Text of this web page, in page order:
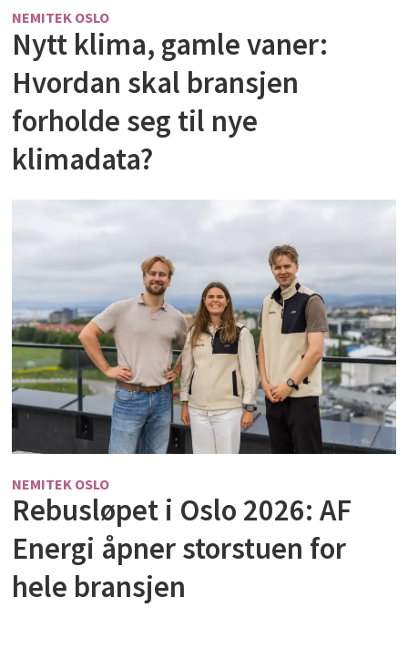
NEMITEK OSLO
Nytt klima, gamle vaner:
Hvordan skal bransjen
forholde seg til nye
klimadata?
NEMITEK OSLO
Rebusløpet i Oslo 2026: AF
Energi åpner storstuen for
hele bransjen